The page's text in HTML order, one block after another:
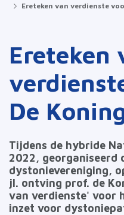
Ereteken van verdienste
Ereteken
De
Tijdens de hybride
2022, georganiseerd
dystonievereniging,
jl. ontving prof. de
van verdienste' voor
inzet voor